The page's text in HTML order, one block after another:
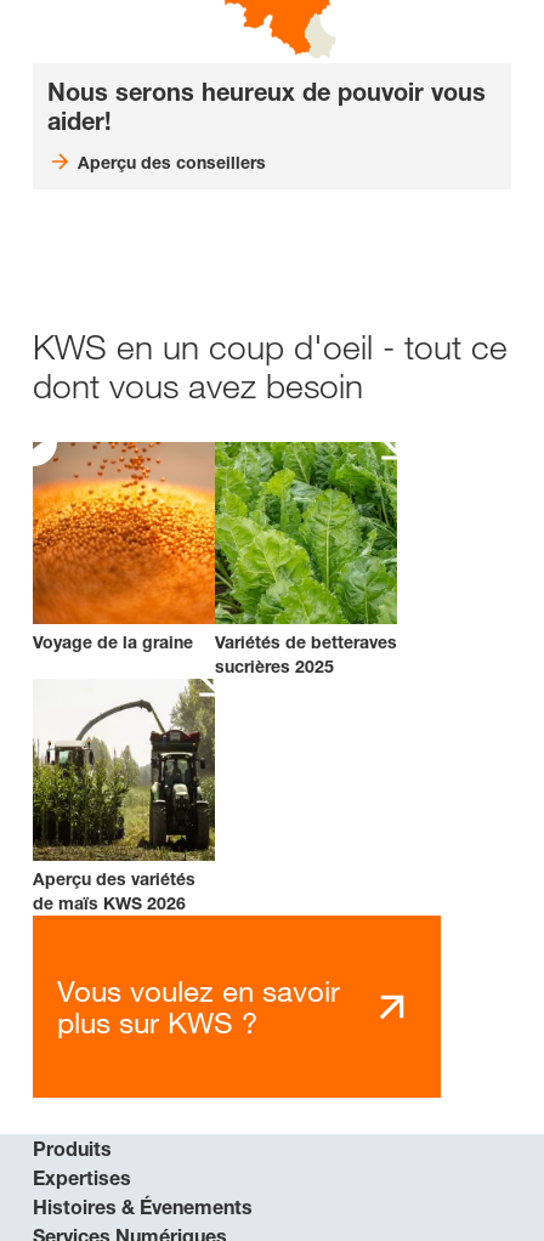
Nous serons heureux de pouvoir vous
aider!
Aperçu des conseillers
KWS en un coup d'oeil - tout ce
dont vous avez besoin
Voyage de la graine
Variétés de betteraves
sucrières 2025
Aperçu des variétés
de maïs KWS 2026
Vous voulez en savoir
plus sur KWS ?
Produits
Expertises
Histoires & Évenements
Services Numériques